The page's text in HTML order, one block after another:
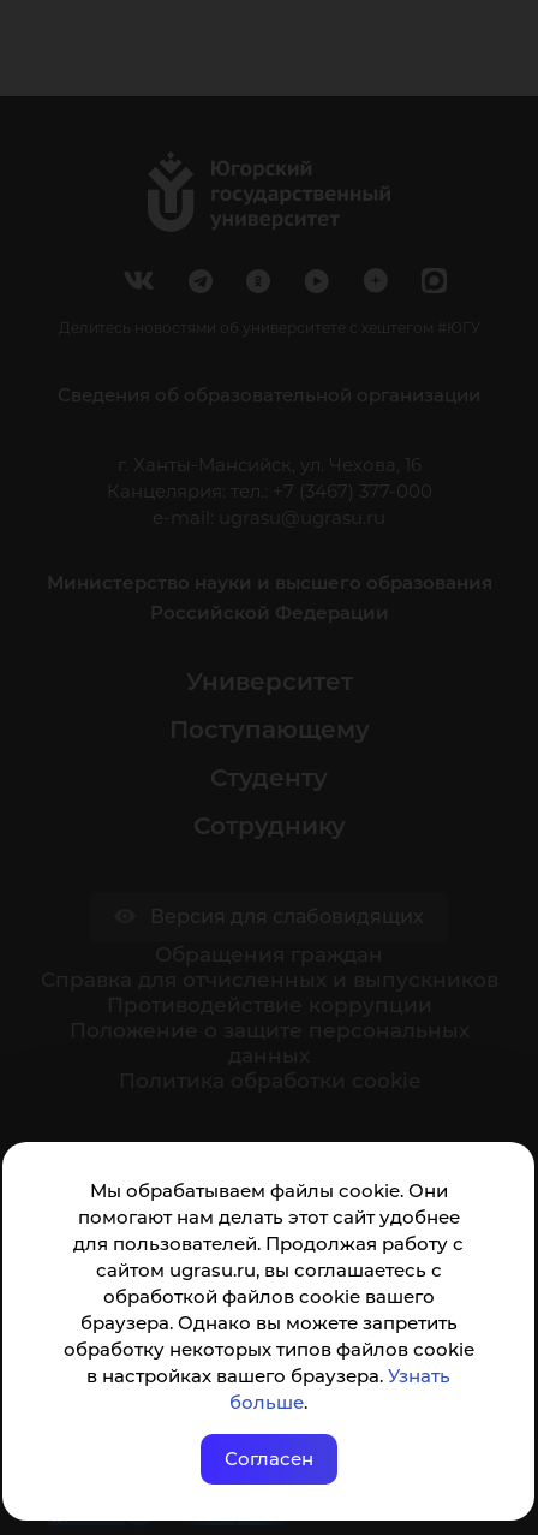
Мы обрабатываем файлы cookie. Они
помогают нам делать этот сайт удобнее
для пользователей. Продолжая работу с
сайтом ugrasu.ru, вы соглашаетесь с
обработкой файлов cookie вашего
браузера. Однако вы можете запретить
обработку некоторых типов файлов cookie
в настройках вашего браузера.Узнать
больше.
Согласен
Делитесь новостями об университете с хештегом #ЮГУ
Сведения об образовательной организации
г. Ханты-Мансийск, ул. Чехова, 16
Канцелярия: тел.: +7 (3467) 377-000
e-mail:
ugrasu@ugrasu.ru
Министерство науки и высшего образования
Российской Федерации
Университет
Поступающему
Студенту
Сотруднику
организации:
Анкета доступна по QR-коду, а так же по прямой
ссылке
© ФГБОУ ВО ЮГУ 2001–2026